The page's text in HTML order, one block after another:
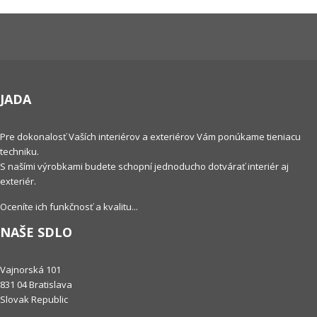
JADA
Pre dokonalosť Vaších interiérov a exteriérov Vám ponúkame tieniacu
techniku.
S našími výrobkami budete schopní jednoducho dotvárať interiér aj
exteriér.
Oceníte ich funkčnosť a kvalitu...
NAŠE SDLO
Vajnorská 101
831 04 Bratislava
Slovak Republic